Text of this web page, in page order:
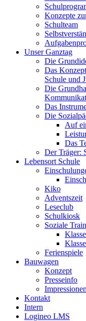
Konzepte
Schulteam
Unser Ganztag
Die
Das
Schule und
Die
Das
Die
Auf
Das
Der Träger:
Lebensort Schule
Kiko
Adventszeit
Leseclub
Schulkiosk
Soziale
Ferienspiele
Bauwagen
Konzept
Presseinfo
Impressionen
Kontakt
Intern
Logineo LMS